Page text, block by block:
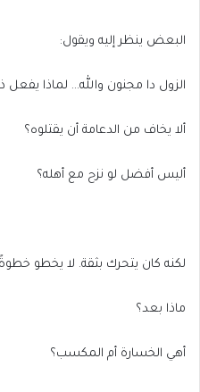
البعض ينظر إليه ويقول:
الزول دا مجنون والله… لماذا يفعل
ألا يخاف من الدعامة أن يقتلوه؟
أليس أفضل لو نزح مع أهله؟
لكنه كان يتحرك بثقة. لا يخطو خطوةً
ماذا بعد؟
أهي الخسارة أم المكسب؟